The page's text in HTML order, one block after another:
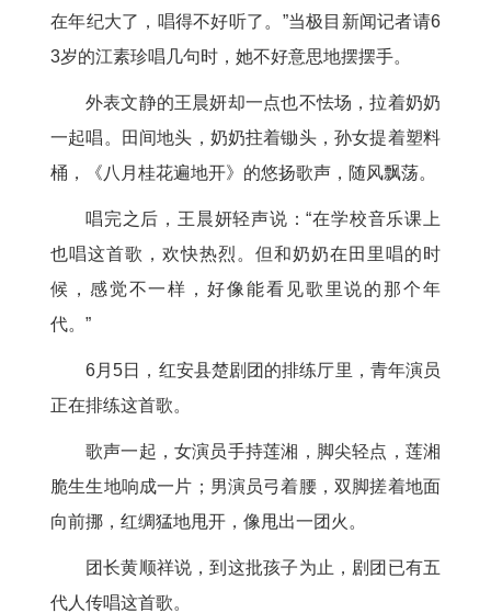
在年纪大了，唱得不好听了。”当极目新闻记者请6
3岁的江素珍唱几句时，她不好意思地摆摆手。
外表文静的王晨妍却一点也不怯场，拉着奶奶
一起唱。田间地头，奶奶拄着锄头，孙女提着塑料
桶，《八月桂花遍地开》的悠扬歌声，随风飘荡。
唱完之后，王晨妍轻声说：“在学校音乐课上
也唱这首歌，欢快热烈。但和奶奶在田里唱的时
候，感觉不一样，好像能看见歌里说的那个年
代。”
6月5日，红安县楚剧团的排练厅里，青年演员
正在排练这首歌。
歌声一起，女演员手持莲湘，脚尖轻点，莲湘
脆生生地响成一片；男演员弓着腰，双脚搓着地面
向前挪，红绸猛地甩开，像甩出一团火。
团长黄顺祥说，到这批孩子为止，剧团已有五
代人传唱这首歌。